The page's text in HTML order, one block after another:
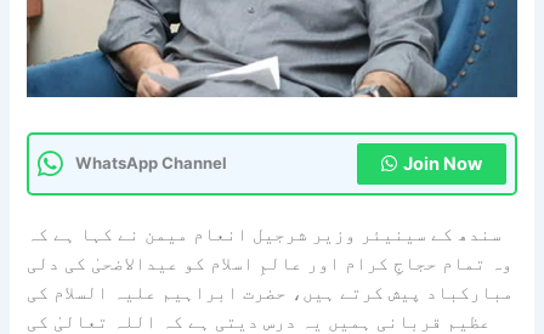
WhatsApp Channel Join Now
سندھ کے سینیئر وزیر شرجیل انعام میمن نے کہا ہے کہ
وہ تمام حجاجِ کرام اور عالمِ اسلام کو عیدالاضحیٰ کی دلی
مبارکباد پیش کرتے ہیں، حضرت ابراہیم علیہ السلام کی
عظیم قربانی ہمیں یہ درس دیتی ہے کہ اللہ تعالیٰ کی